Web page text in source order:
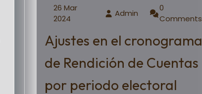
26 Mar
2024
Admin
0
Comments
Ajustes en el cronograma
de Rendición de Cuentas
por periodo electoral